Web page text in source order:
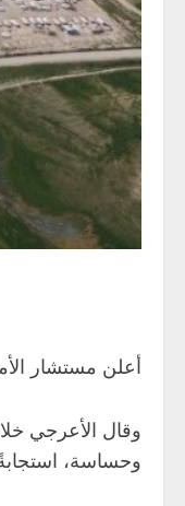
أعلن مستشار الأمن القومي
وقال الأعرجي
وحساسة، استجابةً